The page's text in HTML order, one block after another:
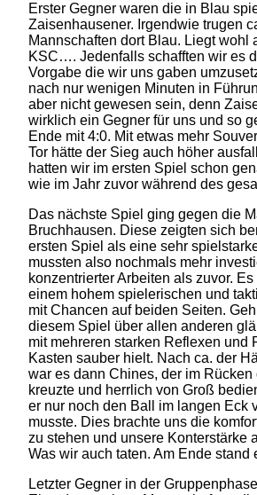
Erster Gegner waren die in Blau
Zaisenhausener. Irgendwie trugen
Mannschaften dort Blau. Liegt wohl
KSC…. Jedenfalls schafften wir es
Vorgabe die wir uns gaben
nach nur wenigen Minuten in
aber nicht gewesen sein, denn
wirklich ein Gegner für uns und so
Ende mit 4:0. Mit etwas mehr
Tor hätte der Sieg auch höher
hatten wir im ersten Spiel schon
wie im Jahr zuvor während des
Das nächste Spiel ging gegen die
Bruchhausen. Diese zeigten sich
ersten Spiel als eine sehr
mussten also nochmals mehr
konzentrierter Arbeiten als zuvor.
einem hohem spielerischen und
mit Chancen auf beiden Seiten.
diesem Spiel über allen anderen
mit mehreren starken Reflexen und
Kasten sauber hielt. Nach ca. der
war es dann Chines, der im Rücken
kreuzte und herrlich von Groß
er nur noch den Ball im langen Eck
musste. Dies brachte uns die
zu stehen und unsere Konterstärke
Was wir auch taten. Am Ende stand
Letzter Gegner in der